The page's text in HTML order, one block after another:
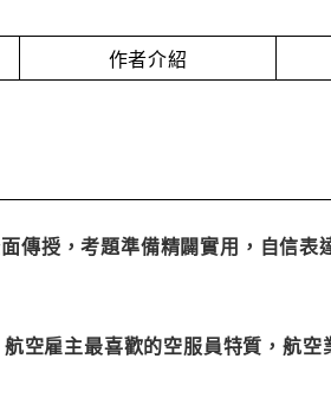
作者介紹
授，考題準備精闢實用，自信表
空雇主最喜歡的空服員特質，航